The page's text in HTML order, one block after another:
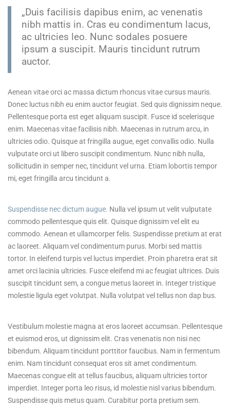
„Duis facilisis dapibus enim, ac venenatis
nibh mattis in. Cras eu condimentum lacus,
ac ultricies leo. Nunc sodales posuere
ipsum a suscipit. Mauris tincidunt rutrum
auctor.
Aenean vitae orci ac massa dictum rhoncus vitae cursus mauris.
Donec luctus nibh eu enim auctor feugiat. Sed quis dignissim neque.
Pellentesque porta est eget aliquam suscipit. Fusce id scelerisque
enim. Maecenas vitae facilisis nibh. Maecenas in rutrum arcu, in
ultricies odio. Quisque at fringilla augue, eget convallis odio. Nulla
vulputate orci ut libero suscipit condimentum. Nunc nibh nulla,
sollicitudin in semper nec, tincidunt vel urna. Etiam lobortis tempor
mi, eget fringilla arcu tincidunt a.
Suspendisse nec dictum augue. Nulla vel ipsum ut velit vulputate
commodo pellentesque quis elit. Quisque dignissim vel elit eu
commodo. Aenean et ullamcorper felis. Suspendisse pretium at erat
ac laoreet. Aliquam vel condimentum purus. Morbi sed mattis
tortor. In eleifend turpis vel luctus imperdiet. Proin pharetra erat sit
amet orci lacinia ultricies. Fusce eleifend mi ac feugiat ultrices. Duis
suscipit tincidunt sem, a congue metus laoreet in. Integer tristique
molestie ligula eget volutpat. Nulla volutpat vel tellus non dap bus.
Vestibulum molestie magna at eros laoreet accumsan. Pellentesque
et euismod eros, ut dignissim elit. Cras venenatis non nisi nec
bibendum. Aliquam tincidunt porttitor faucibus. Nam in fermentum
enim. Nam tincidunt consequat eros sit amet condimentum.
Maecenas congue elit at tellus faucibus, aliquam ultricies tortor
imperdiet. Integer porta leo risus, id molestie nisl varius bibendum.
Suspendisse quis metus quam. Curabitur porta pretium sem.